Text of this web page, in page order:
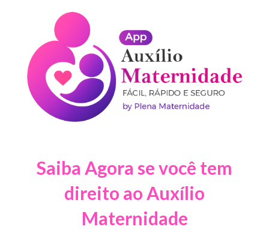
Saiba Agora se você tem
direito ao Auxílio
Maternidade